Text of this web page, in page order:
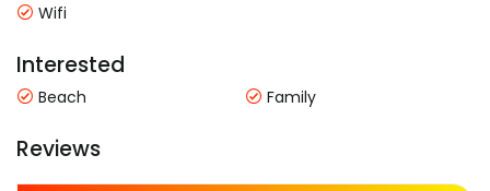
Wifi
Interested
Beach Family
Reviews